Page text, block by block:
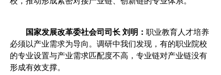
国家发展改革委社会司司长 刘明： 职业教育人才培养
必须以产业需求为导向。调研中我们发现，有的职业院校
的专业设置与产业需求匹配度不高，专业链对产业链没有
形成有效支撑。